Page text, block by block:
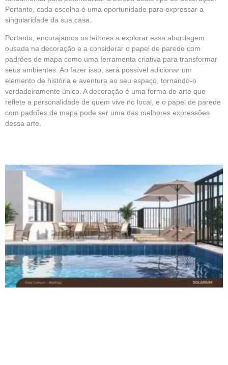
Portanto, cada escolha é uma oportunidade para expressar a
singularidade da sua casa.
Portanto, encorajamos os leitores a explorar essa abordagem
ousada na decoração e a considerar o papel de parede com
padrões de mapa como uma ferramenta criativa para transformar
seus ambientes. Ao fazer isso, será possível adicionar um
elemento de história e aventura ao seu espaço, tornando-o
verdadeiramente único. A decoração é uma forma de arte que
reflete a personalidade de quem vive no local, e o papel de parede
com padrões de mapa pode ser uma das melhores expressões
dessa arte.